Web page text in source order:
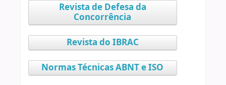
Revista de Defesa da
Concorrência
Revista do IBRAC
Normas Técnicas ABNT e ISO